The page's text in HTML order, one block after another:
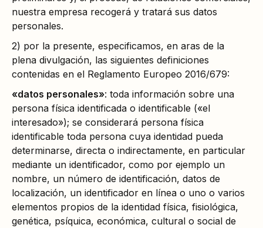
nuestra empresa recogerá y tratará sus datos
personales.
2) por la presente, especificamos, en aras de la
plena divulgación, las siguientes definiciones
contenidas en el Reglamento Europeo 2016/679:
«datos personales»: toda información sobre una
persona física identificada o identificable («el
interesado»); se considerará persona física
identificable toda persona cuya identidad pueda
determinarse, directa o indirectamente, en particular
mediante un identificador, como por ejemplo un
nombre, un número de identificación, datos de
localización, un identificador en línea o uno o varios
elementos propios de la identidad física, fisiológica,
genética, psíquica, económica, cultural o social de